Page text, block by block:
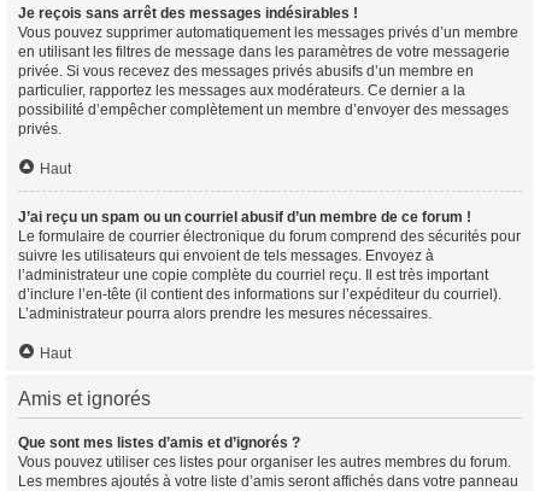
Je reçois sans arrêt des messages indésirables !
Vous pouvez supprimer automatiquement les messages privés d’un membre
en utilisant les filtres de message dans les paramètres de votre messagerie
privée. Si vous recevez des messages privés abusifs d’un membre en
particulier, rapportez les messages aux modérateurs. Ce dernier a la
possibilité d’empêcher complètement un membre d’envoyer des messages
privés.
Haut
J’ai reçu un spam ou un courriel abusif d’un membre de ce forum !
Le formulaire de courrier électronique du forum comprend des sécurités pour
suivre les utilisateurs qui envoient de tels messages. Envoyez à
l’administrateur une copie complète du courriel reçu. Il est très important
d’inclure l’en-tête (il contient des informations sur l’expéditeur du courriel).
L’administrateur pourra alors prendre les mesures nécessaires.
Haut
Amis et ignorés
Que sont mes listes d’amis et d’ignorés ?
Vous pouvez utiliser ces listes pour organiser les autres membres du forum.
Les membres ajoutés à votre liste d’amis seront affichés dans votre panneau